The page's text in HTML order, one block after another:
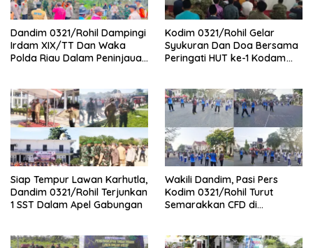
Dandim 0321/Rohil Dampingi
Irdam XIX/TT Dan Waka
Polda Riau Dalam Peninjauan
Kodim 0321/Rohil Gelar
Syukuran Dan Doa Bersama
Peringati HUT ke-1 Kodam
Siap Tempur Lawan Karhutla,
Dandim 0321/Rohil Terjunkan
1 SST Dalam Apel Gabungan
Wakili Dandim, Pasi Pers
Kodim 0321/Rohil Turut
Semarakkan CFD di